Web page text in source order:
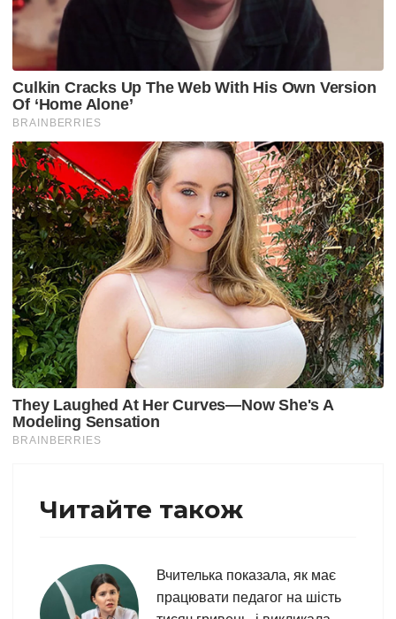
Читайте також
Вчителька показала, як має
працювати педагог на шість